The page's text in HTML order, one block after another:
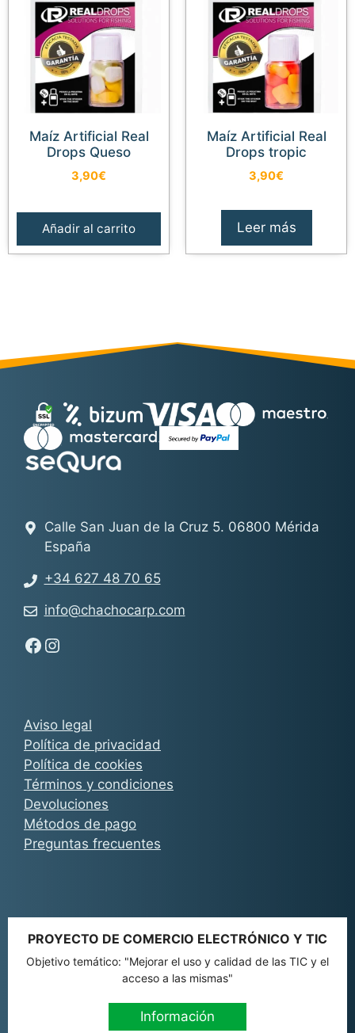
Maíz Artificial Real
Drops Queso
3,90€
Añadir al carrito
Maíz Artificial Real
Drops tropic
3,90€
Leer más
Aviso legal
Política de privacidad
Política de cookies
Términos y condiciones
Devoluciones
Métodos de pago
Preguntas frecuentes
Calle San Juan de la Cruz 5. 06800 Mérida
España
+34 627 48 70 65
info@chachocarp.com
Síguenos en Facebook - Chachocarp
Síguenos en Instagram - Chachocarp
PROYECTO DE COMERCIO ELECTRÓNICO Y TIC
Objetivo temático: "Mejorar el uso y calidad de las TIC y el
acceso a las mismas"
Información